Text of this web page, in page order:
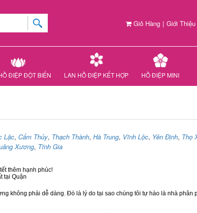
Giỏ Hàng | Giới Thiệu
ĐIỆP ĐỘT BIẾN LAN HỒ ĐIỆP KẾT HỢP HỒ ĐIỆP MINI
Lặc, Cẩm Thủy, Thạch Thành, Hà Trung, Vĩnh Lộc, Yên Định, Thọ
Xương, Tĩnh Gia
thêm hạnh phúc!
tại Quận
không phải dễ dàng. Đó là lý do tại sao chúng tôi tự hào là nhà phân